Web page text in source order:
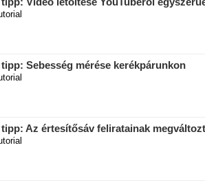
Sebesség mérése kerékpárunkon
Az értesítősáv feliratainak